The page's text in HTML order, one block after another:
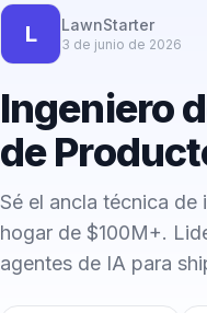
L LawnStarter
3 de junio de 2026
Ingeniero
de
Sé el ancla técnica
hogar de $100M+.
agentes de IA para